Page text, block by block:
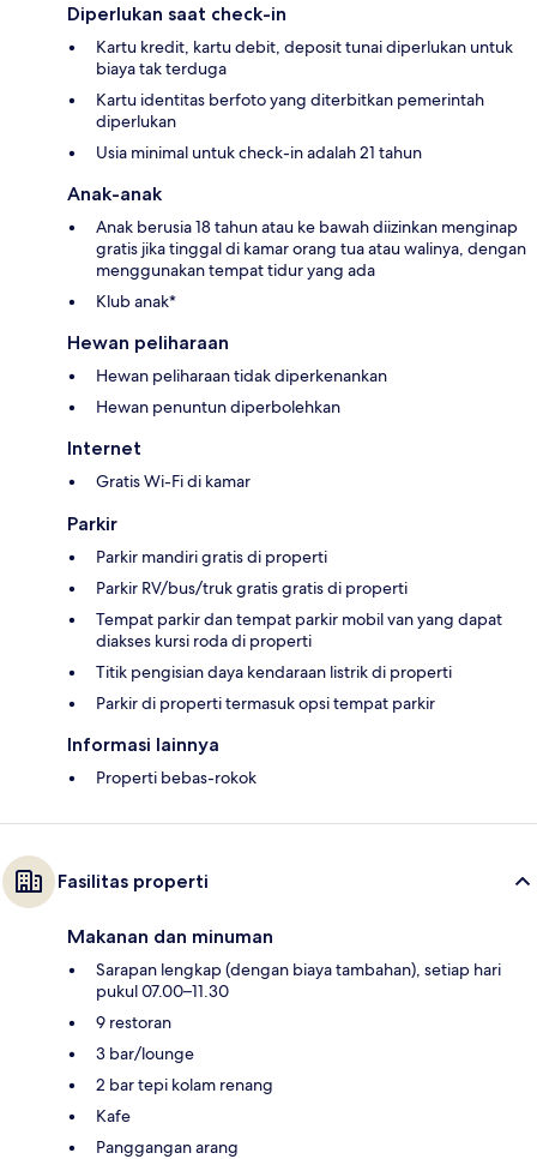
Diperlukan saat check-in
Kartu kredit, kartu debit, deposit tunai diperlukan untuk
biaya tak terduga
Kartu identitas berfoto yang diterbitkan pemerintah
diperlukan
Usia minimal untuk check-in adalah 21 tahun
Anak-anak
Anak berusia 18 tahun atau ke bawah diizinkan menginap
gratis jika tinggal di kamar orang tua atau walinya, dengan
menggunakan tempat tidur yang ada
Klub anak*
Hewan peliharaan
Hewan peliharaan tidak diperkenankan
Hewan penuntun diperbolehkan
Internet
Gratis Wi-Fi di kamar
Parkir
Parkir mandiri gratis di properti
Parkir RV/bus/truk gratis gratis di properti
Tempat parkir dan tempat parkir mobil van yang dapat
diakses kursi roda di properti
Titik pengisian daya kendaraan listrik di properti
Parkir di properti termasuk opsi tempat parkir
Informasi lainnya
Properti bebas-rokok
Fasilitas properti
Makanan dan minuman
Sarapan lengkap (dengan biaya tambahan), setiap hari
pukul 07.00–11.30
9 restoran
3 bar/lounge
2 bar tepi kolam renang
Kafe
Panggangan arang